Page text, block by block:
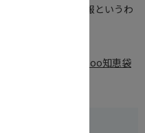
で、UGCはその情報というわ
Yahoo知恵袋